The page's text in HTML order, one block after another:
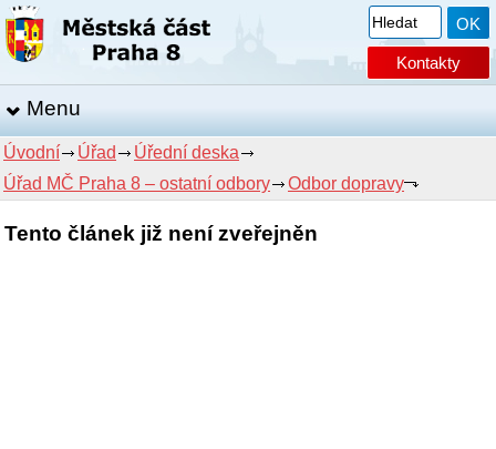
Kontakty
Menu
Úvodní Úřad
Úřední deska
Úřad MČ Praha 8 – ostatní odbory
Odbor dopravy
Tento článek již není zveřejněn